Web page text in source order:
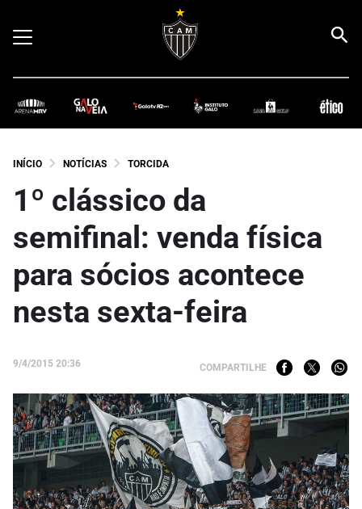
INÍCIO NOTÍCIAS TORCIDA
1º clássico da
semifinal: venda física
para sócios acontece
nesta sexta-feira
9/4/2015 20:36 COMPARTILHE